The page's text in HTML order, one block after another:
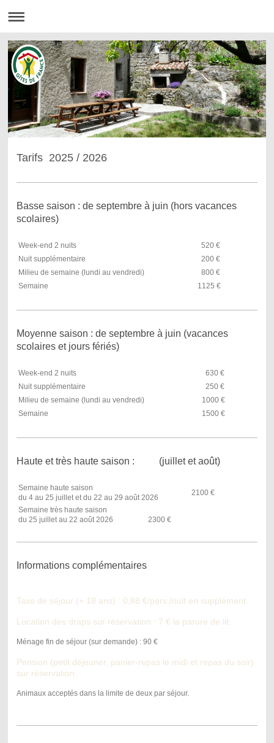
Tarifs 2025 / 2026
Basse saison : de septembre à juin (hors vacances
scolaires)
Week-end 2 nuits
520 €
Nuit supplémentaire
200 €
Milieu de semaine (lundi au vendredi)
800 €
Semaine
1125 €
Moyenne saison : de septembre à juin (vacances
scolaires et jours fériés)
Week-end 2 nuits
630 €
Nuit supplémentaire
250 €
Milieu de semaine (lundi au vendredi)
1000 €
Semaine
1500 €
Haute et très haute saison : (juillet et août)
Semaine haute saison
du 4 au 25 juillet et du 22 au 29 août 2026
2100 €
Semaine très haute saison
du 25 juillet au 22 août 2026 2300 €
Informations complémentaires
Taxe de séjour (+ 18 ans) : 0,88 €/pers./nuit en supplément.
Location des draps sur réservation : 7 € la parure de lit.
Ménage fin de séjour (sur demande) : 90 €
Pension (petit déjeuner, panier-repas le midi et repas du soir)
sur réservation.
Animaux acceptés dans la limite de deux par séjour.